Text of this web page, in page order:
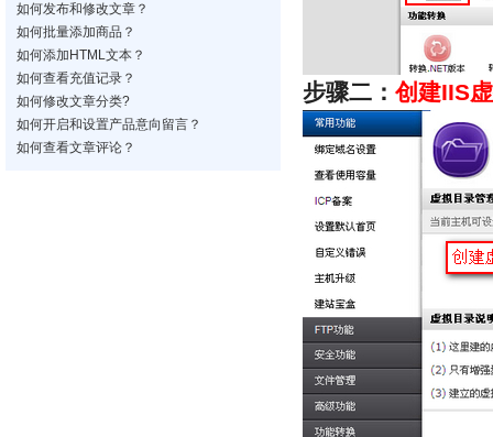
如何发布和修改文章？
如何批量添加商品？
如何添加HTML文本？
如何查看充值记录？
如何修改文章分类?
如何开启和设置产品意向留言？
如何查看文章评论？
步骤二： 创建IIS